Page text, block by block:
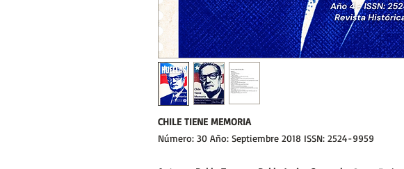
CHILE TIENE MEMORIA
Número: 30 Año: Septiembre 2018 ISSN: 2524-9959